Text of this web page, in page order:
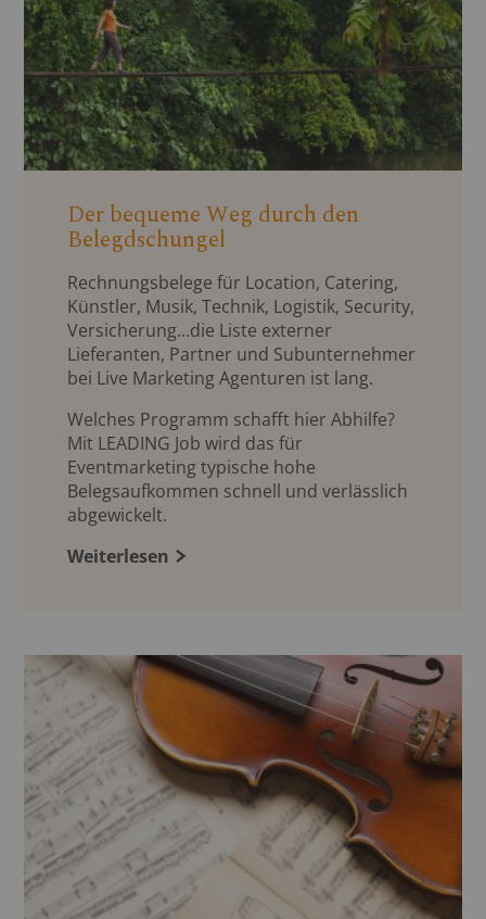
Der bequeme Weg durch den
Belegdschungel
Rechnungsbelege für Location, Catering,
Künstler, Musik, Technik, Logistik, Security,
Versicherung...die Liste externer
Lieferanten, Partner und Subunternehmer
bei Live Marketing Agenturen ist lang.
Welches Programm schafft hier Abhilfe?
Mit LEADING Job wird das für
Eventmarketing typische hohe
Belegsaufkommen schnell und verlässlich
abgewickelt.
Weiterlesen